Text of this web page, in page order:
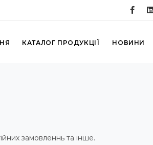
КАТАЛОГ ПРОДУКЦІЇ НОВИНИ
замовленнь та інше.